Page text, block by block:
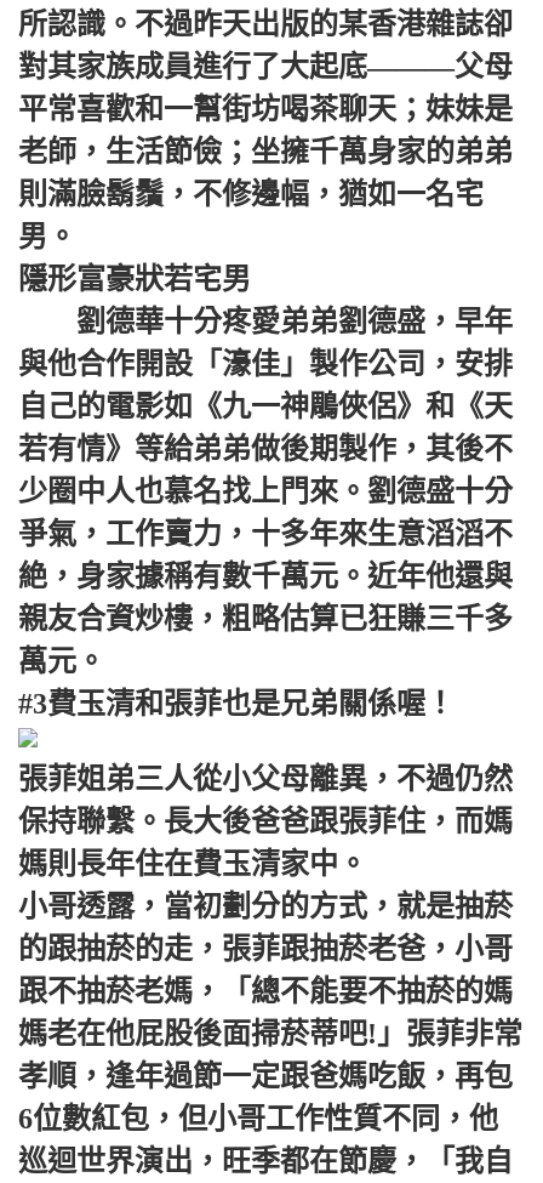
所認識。不過昨天出版的某香港雜誌卻
對其家族成員進行了大起底———父母
平常喜歡和一幫街坊喝茶聊天；妹妹是
老師，生活節儉；坐擁千萬身家的弟弟
則滿臉鬍鬚，不修邊幅，猶如一名宅
男。
隱形富豪狀若宅男
劉德華十分疼愛弟弟劉德盛，早年
與他合作開設「濠佳」製作公司，安排
自己的電影如《九一神鵰俠侶》和《天
若有情》等給弟弟做後期製作，其後不
少圈中人也慕名找上門來。劉德盛十分
爭氣，工作賣力，十多年來生意滔滔不
絶，身家據稱有數千萬元。近年他還與
親友合資炒樓，粗略估算已狂賺三千多
萬元。
#3費玉清和張菲也是兄弟關係喔！
張菲姐弟三人從小父母離異，不過仍然
保持聯繫。長大後爸爸跟張菲住，而媽
媽則長年住在費玉清家中。
小哥透露，當初劃分的方式，就是抽菸
的跟抽菸的走，張菲跟抽菸老爸，小哥
跟不抽菸老媽，「總不能要不抽菸的媽
媽老在他屁股後面掃菸蒂吧!」張菲非常
孝順，逢年過節一定跟爸媽吃飯，再包
6位數紅包，但小哥工作性質不同，他
巡迴世界演出，旺季都在節慶，「我自